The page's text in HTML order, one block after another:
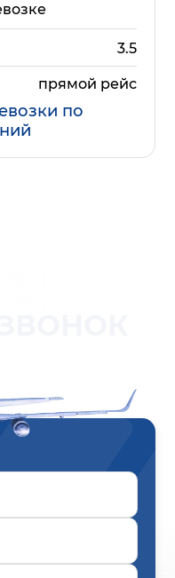
3.5
прямой рейс
по